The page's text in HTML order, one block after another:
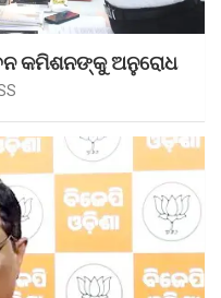
କମିଶନଙ୍କୁ ଅନୁରୋଧ